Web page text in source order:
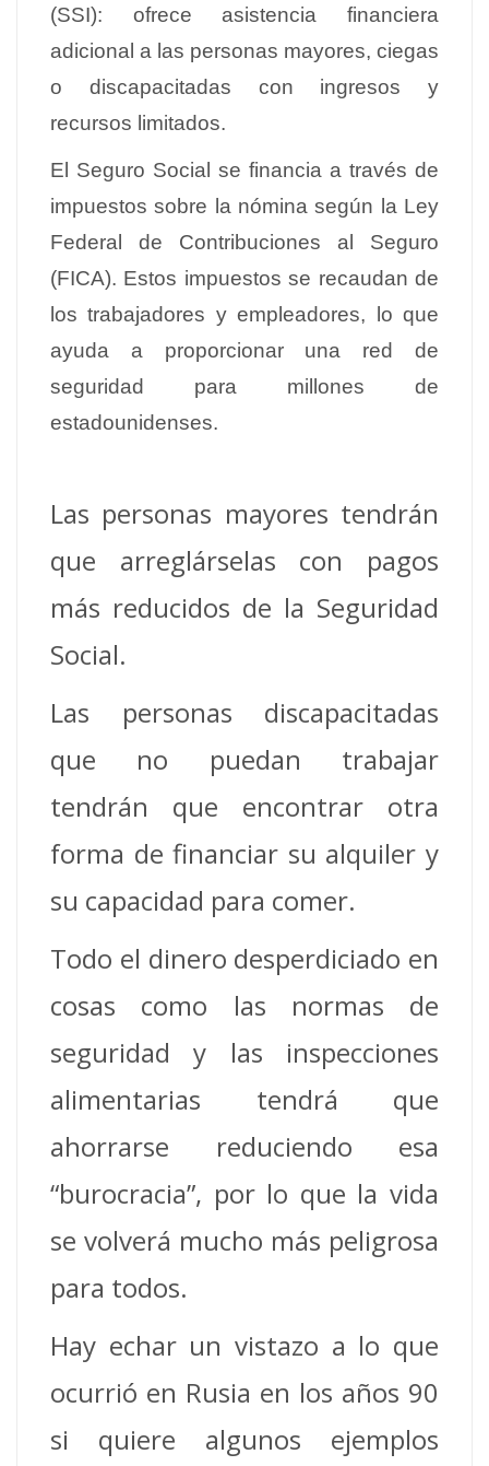
(SSI): ofrece asistencia financiera
adicional a las personas mayores, ciegas
o discapacitadas con ingresos y
recursos limitados.
El Seguro Social se financia a través de
impuestos sobre la nómina según la Ley
Federal de Contribuciones al Seguro
(FICA). Estos impuestos se recaudan de
los trabajadores y empleadores, lo que
ayuda a proporcionar una red de
seguridad para millones de
estadounidenses.
Las personas mayores tendrán
que arreglárselas con pagos
más reducidos de la Seguridad
Social.
Las personas discapacitadas
que no puedan trabajar
tendrán que encontrar otra
forma de financiar su alquiler y
su capacidad para comer.
Todo el dinero desperdiciado en
cosas como las normas de
seguridad y las inspecciones
alimentarias tendrá que
ahorrarse reduciendo esa
“burocracia”, por lo que la vida
se volverá mucho más peligrosa
para todos.
Hay echar un vistazo a lo que
ocurrió en Rusia en los años 90
si quiere algunos ejemplos